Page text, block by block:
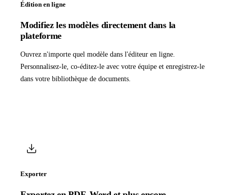
Édition en ligne
Modifiez les modèles directement dans la
plateforme
Ouvrez n'importe quel modèle dans l'éditeur en ligne.
Personnalisez-le, co-éditez-le avec votre équipe et enregistrez-le
dans votre bibliothèque de documents.
Exporter